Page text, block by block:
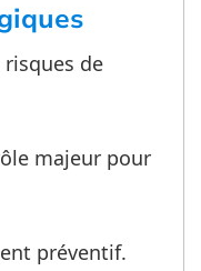
risques de
majeur pour
préventif.